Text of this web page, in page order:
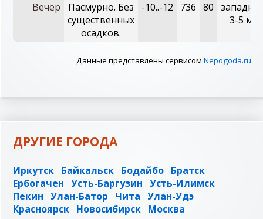
Вечер
Пасмурно. Без
существенных
осадков.
-10..-12 736 80
3-5 м/с
Данные представлены сервисом Nepogoda.ru
ДРУГИЕ ГОРОДА
Иркутск Байкальск Бодайбо Братск
Ербогачен Усть-Баргузин Усть-Илимск
Пекин Улан-Батор Чита Улан-Удэ
Красноярск Новосибирск Москва